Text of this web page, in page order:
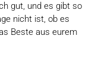
gut, und es gibt so
nicht ist, ob es
Beste aus eurem